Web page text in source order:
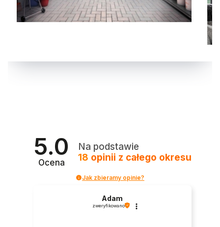
5.0
Ocena
Na podstawie
18 opinii z całego okresu
Jak zbieramy opinie?
Adam
zweryfikowano